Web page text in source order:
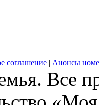
соглашение | Анонсы
Все